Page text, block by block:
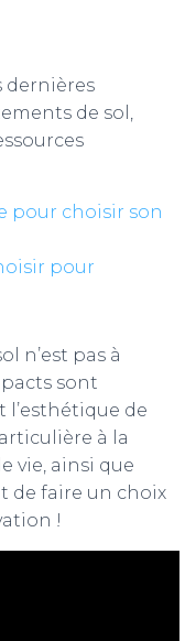
dernières
de sol,
pour choisir son
pour
n’est pas à
sont
de
à la
vie, ainsi que
de faire un choix
!